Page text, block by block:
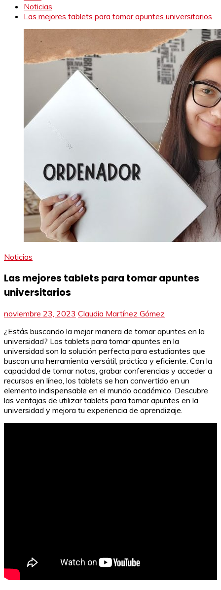
Noticias
Las mejores tablets para tomar apuntes universitarios
Noticias
Las mejores tablets para tomar apuntes
universitarios
noviembre 23, 2023 Claudia Martínez Gómez
¿Estás buscando la mejor manera de tomar apuntes en la
universidad? Los tablets para tomar apuntes en la
universidad son la solución perfecta para estudiantes que
buscan una herramienta versátil, práctica y eficiente. Con la
capacidad de tomar notas, grabar conferencias y acceder a
recursos en línea, los tablets se han convertido en un
elemento indispensable en el mundo académico. Descubre
las ventajas de utilizar tablets para tomar apuntes en la
universidad y mejora tu experiencia de aprendizaje.